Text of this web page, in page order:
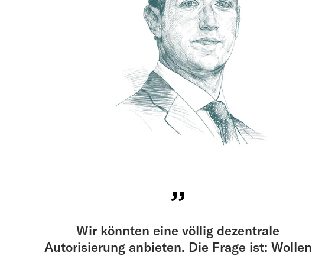
Wir könnten eine völlig dezentrale
Autorisierung anbieten. Die Frage ist: Wollen